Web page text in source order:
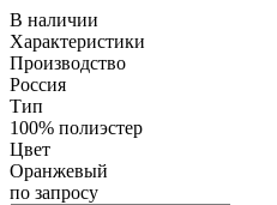
В наличии
Характеристики
Производство
Россия
Тип
100% полиэстер
Цвет
Оранжевый
по запросу